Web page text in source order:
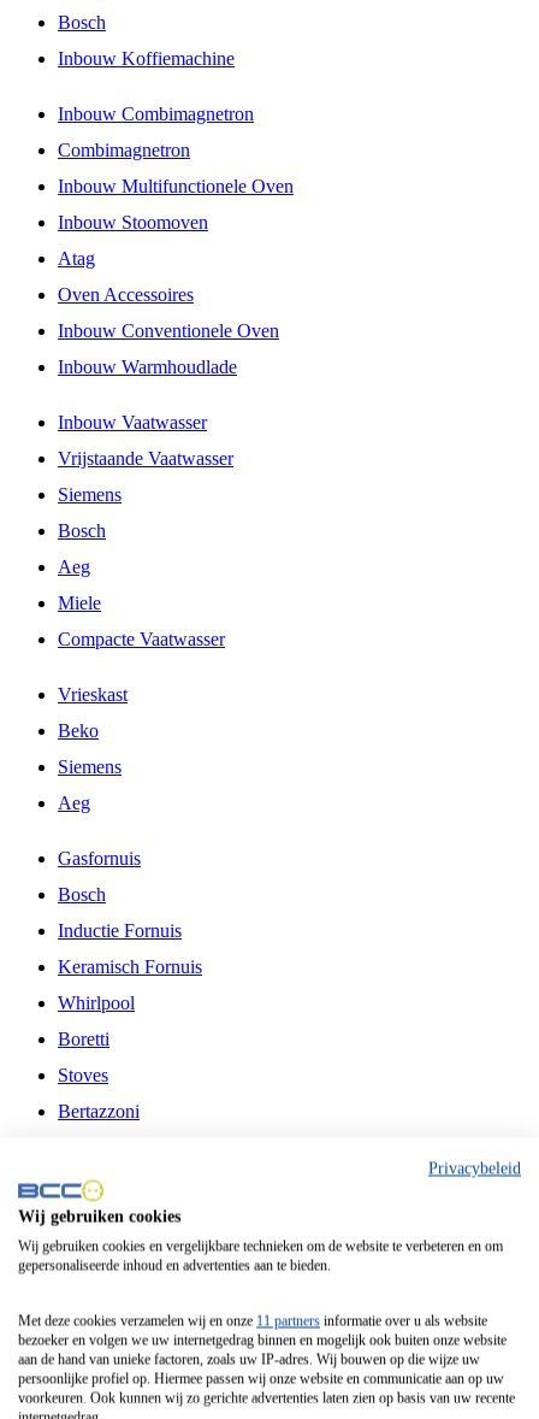
Bosch
Inbouw Koffiemachine
Inbouw Combimagnetron
Combimagnetron
Inbouw Multifunctionele Oven
Inbouw Stoomoven
Atag
Oven Accessoires
Inbouw Conventionele Oven
Inbouw Warmhoudlade
Inbouw Vaatwasser
Vrijstaande Vaatwasser
Siemens
Bosch
Aeg
Miele
Compacte Vaatwasser
Vrieskast
Beko
Siemens
Aeg
Gasfornuis
Bosch
Inductie Fornuis
Keramisch Fornuis
Whirlpool
Boretti
Stoves
Bertazzoni
Fitelli
Airfryer
Frituurpan
Contactgrill
Broodbakmachine
Broodrooster
Privacybeleid
Wij gebruiken cookies
Wij gebruiken cookies en vergelijkbare technieken om de website te verbeteren en om
gepersonaliseerde inhoud en advertenties aan te bieden.
Met deze cookies verzamelen wij en onze 11 partners informatie over u als website
bezoeker en volgen we uw internetgedrag binnen en mogelijk ook buiten onze website
aan de hand van unieke factoren, zoals uw IP-adres. Wij bouwen op die wijze uw
persoonlijke profiel op. Hiermee passen wij onze website en communicatie aan op uw
voorkeuren. Ook kunnen wij zo gerichte advertenties laten zien op basis van uw recente